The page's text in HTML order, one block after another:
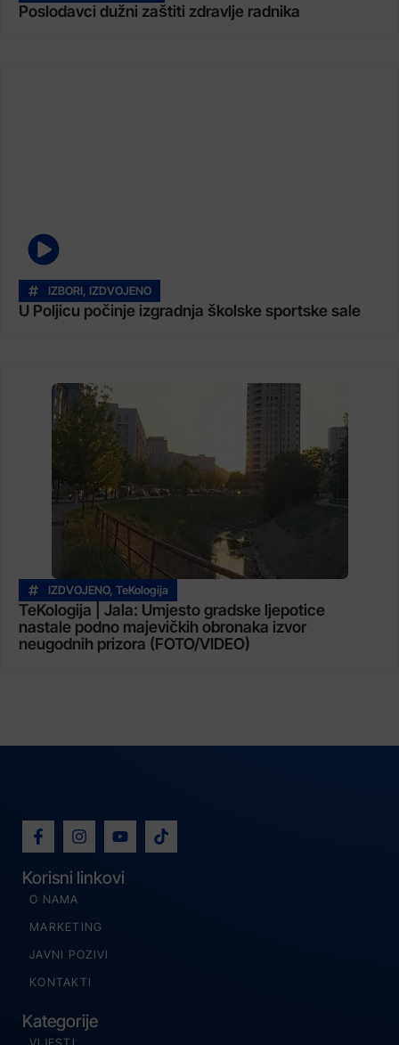
Poslodavci dužni zaštiti zdravlje radnika
IZBORI IZDVOJENO
U Poljicu počinje izgradnja školske sportske sale
IZDVOJENO, TeKologija
TeKologija | Jala: Umjesto gradske ljepotice
nastale podno majevičkih obronaka izvor
neugodnih prizora (FOTO/VIDEO)
Korisni linkovi
O NAMA
MARKETING
JAVNI POZIVI
KONTAKTI
Kategorije